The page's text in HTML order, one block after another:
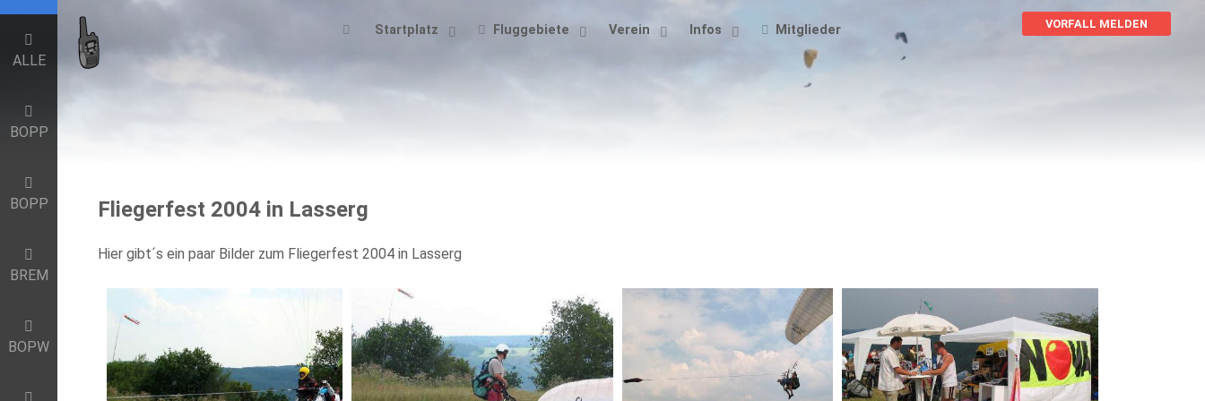
Startplatz Fluggebiete Verein Infos Mitglieder VORFALL MELDEN
Fliegerfest 2004 in Lasserg
Hier gibt´s ein paar Bilder zum Fliegerfest 2004 in Lasserg
ALLE
BOPP
BOPP
BREM
BOPW